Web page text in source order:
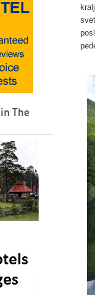
The